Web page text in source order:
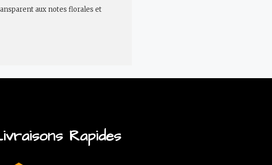
aux notes florales et
Rapides